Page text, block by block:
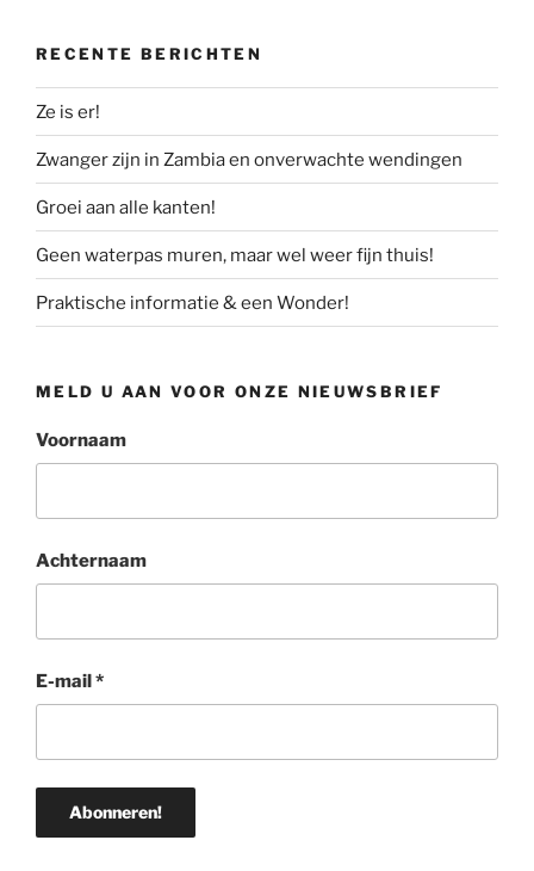
RECENTE BERICHTEN
Ze is er!
Zwanger zijn in Zambia en onverwachte wendingen
Groei aan alle kanten!
Geen waterpas muren, maar wel weer fijn thuis!
Praktische informatie & een Wonder!
MELD U AAN VOOR ONZE NIEUWSBRIEF
Voornaam
Achternaam
E-mail*